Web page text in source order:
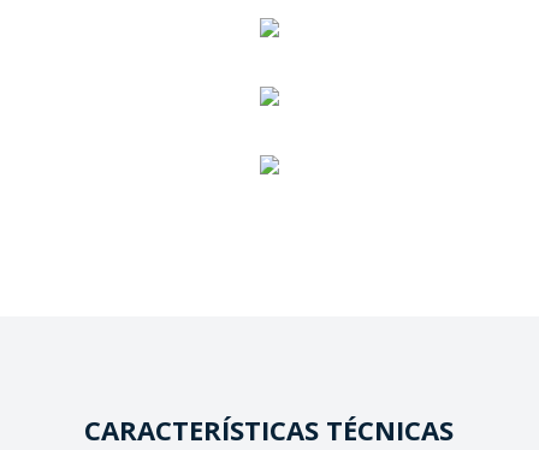
CARACTERÍSTICAS TÉCNICAS